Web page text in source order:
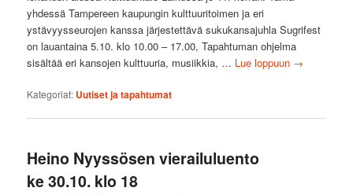
yhdessä Tampereen kaupungin kulttuuritoimen ja eri
ystävyysseurojen kanssa järjestettävä sukukansajuhla Sugrifest
on lauantaina 5.10. klo 10.00 – 17.00, Tapahtuman ohjelma
sisältää eri kansojen kulttuuria, musiikkia, … Lue loppuun →
Kategoriat: Uutiset ja tapahtumat
Heino Nyyssösen vierailuluento
ke 30.10. klo 18